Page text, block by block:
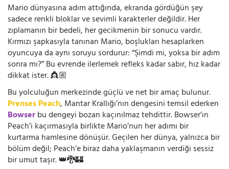
Mario dünyasına adım attığında, ekranda gördüğün şey
sadece renkli bloklar ve sevimli karakterler değildir. Her
zıplamanın bir bedeli, her gecikmenin bir sonucu vardır.
Kırmızı şapkasıyla tanınan Mario, boşlukları hesaplarken
oyuncuya da aynı soruyu sordurur: “Şimdi mi, yoksa bir adım
sonra mı?” Bu evrende ilerlemek refleks kadar sabır, hız kadar
dikkat ister. 👸🏼
Bu yolculuğun merkezinde güçlü ve net bir amaç bulunur.
Prenses Peach, Mantar Krallığı’nın dengesini temsil ederken
Bowserbu dengeyi bozan kaçınılmaz tehdittir. Bowser’ın
Peach’i kaçırmasıyla birlikte Mario’nun her adımı bir
kurtarma hamlesine dönüşür. Geçilen her dünya, yalnızca bir
bölüm değil; Peach’e biraz daha yaklaşmanın verdiği sessiz
bir umut taşır. 👑🐉🏰